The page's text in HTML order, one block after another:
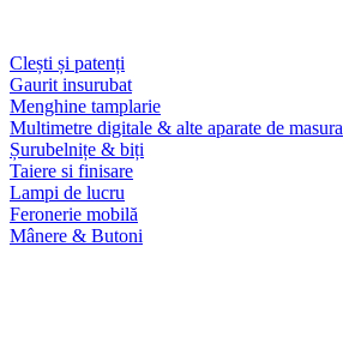
Clești și patenți
Gaurit insurubat
Menghine tamplarie
Multimetre digitale & alte aparate de masura
Șurubelnițe & biți
Taiere si finisare
Lampi de lucru
Feronerie mobilă
Mânere & Butoni